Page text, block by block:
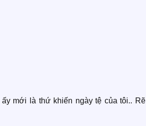
mới là thứ khiến ngày tệ của tôi.. Rẽ